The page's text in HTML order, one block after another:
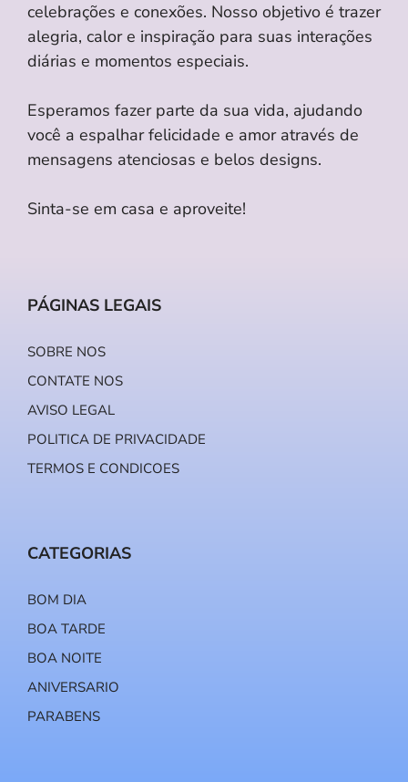
celebrações e conexões. Nosso objetivo é trazer
alegria, calor e inspiração para suas interações
diárias e momentos especiais.
Esperamos fazer parte da sua vida, ajudando
você a espalhar felicidade e amor através de
mensagens atenciosas e belos designs.
Sinta-se em casa e aproveite!
PÁGINAS LEGAIS
SOBRE NOS
CONTATE NOS
AVISO LEGAL
POLITICA DE PRIVACIDADE
TERMOS E CONDICOES
CATEGORIAS
BOM DIA
BOA TARDE
BOA NOITE
ANIVERSARIO
PARABENS